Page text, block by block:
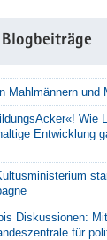
Mahlmännern und
Wie
Entwicklung
Diskussionen:
für